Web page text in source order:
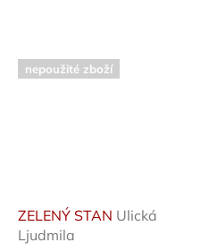
nepoužité zboží
ZELENÝ STAN Ulická
Ljudmila